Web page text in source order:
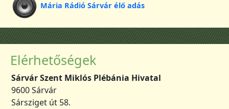
Mária Rádió Sárvár élő adás
Elérhetőségek
Sárvár Szent Miklós Plébánia Hivatal
9600 Sárvár
Sársziget út 58.